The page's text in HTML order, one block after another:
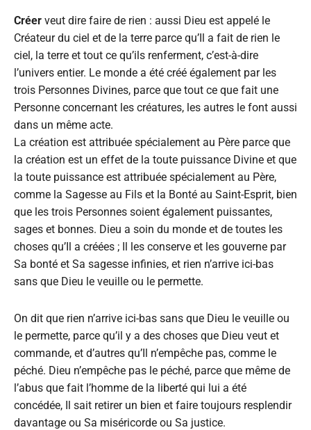
Créer veut dire faire de rien : aussi Dieu est appelé le
Créateur du ciel et de la terre parce qu’Il a fait de rien le
ciel, la terre et tout ce qu’ils renferment, c’est-à-dire
l’univers entier. Le monde a été créé également par les
trois Personnes Divines, parce que tout ce que fait une
Personne concernant les créatures, les autres le font aussi
dans un même acte.
La création est attribuée spécialement au Père parce que
la création est un effet de la toute puissance Divine et que
la toute puissance est attribuée spécialement au Père,
comme la Sagesse au Fils et la Bonté au Saint-Esprit, bien
que les trois Personnes soient également puissantes,
sages et bonnes. Dieu a soin du monde et de toutes les
choses qu’Il a créées ; Il les conserve et les gouverne par
Sa bonté et Sa sagesse infinies, et rien n’arrive ici-bas
sans que Dieu le veuille ou le permette.
On dit que rien n’arrive ici-bas sans que Dieu le veuille ou
le permette, parce qu’il y a des choses que Dieu veut et
commande, et d’autres qu’Il n’empêche pas, comme le
péché. Dieu n’empêche pas le péché, parce que même de
l’abus que fait l’homme de la liberté qui lui a été
concédée, Il sait retirer un bien et faire toujours resplendir
davantage ou Sa miséricorde ou Sa justice.